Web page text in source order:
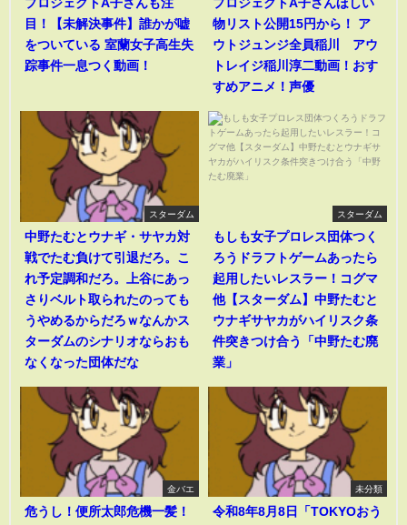
プロジェクトA子さんも注
目！【未解決事件】誰かが嘘
をついている 室蘭女子高生失
踪事件一息つく動画！
プロジェクトA子さんほしい
物リスト公開15円から！ ア
ウトジュンジ全員稲川 アウ
トレイジ稲川淳二動画！おす
すめアニメ！声優
スターダム
中野たむとウナギ・サヤカ対
戦でたむ負けて引退だろ。こ
れ予定調和だろ。上谷にあっ
さりベルト取られたのっても
うやめるからだろｗなんかス
ターダムのシナリオならおも
なくなった団体だな
スターダム
もしも女子プロレス団体つく
ろうドラフトゲームあったら
起用したいレスラー！コグマ
他【スターダム】中野たむと
ウナギサヤカがハイリスク条
件突きつけ合う「中野たむ廃
業」
金バエ
危うし！便所太郎危機一髪！
未分類
令和8年8月8日「TOKYOおう